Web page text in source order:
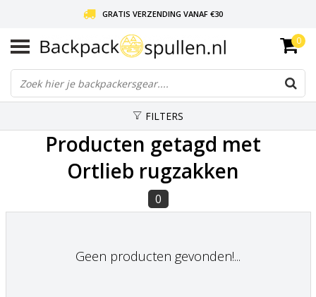
GRATIS VERZENDING VANAF €30
LIEFDE VOOR BACKPACKEN!
30 DAGEN GRATIS RETOUR
0
FILTERS
Producten getagd met
Ortlieb rugzakken
0
Geen producten gevonden!...